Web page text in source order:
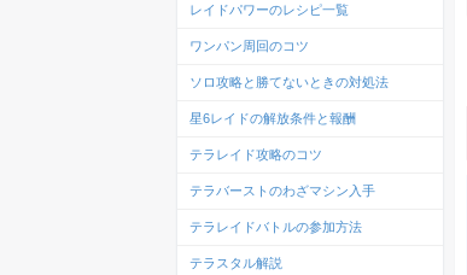
レイドパワーのレシピ一覧
ワンパン周回のコツ
ソロ攻略と勝てないときの対処法
星6レイドの解放条件と報酬
テラレイド攻略のコツ
テラバーストのわざマシン入手
テラレイドバトルの参加方法
テラスタル解説